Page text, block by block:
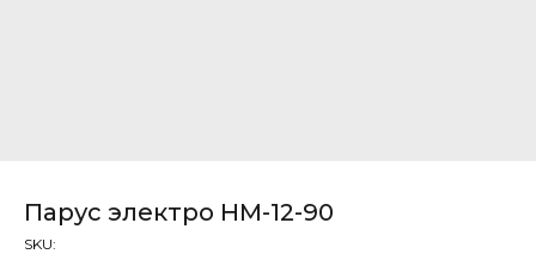
Парус электро HM-12-90
SKU: